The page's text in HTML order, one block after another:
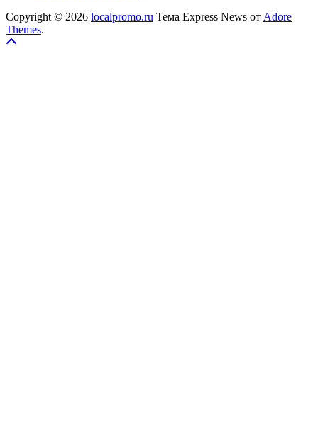
Copyright © 2026 localpromo.ru Тема Express News от Adore
Themes.